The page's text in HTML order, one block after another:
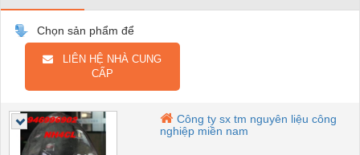
Chọn sản phẩm để
LIÊN HỆ NHÀ CUNG
CẤP
Công ty sx tm nguyên liệu công
nghiệp miền nam